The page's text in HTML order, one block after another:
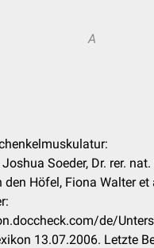
A
Soeder, Dr. rer.
den Höfel, Fiona Walter et
de/
13.07.2006. Letzte